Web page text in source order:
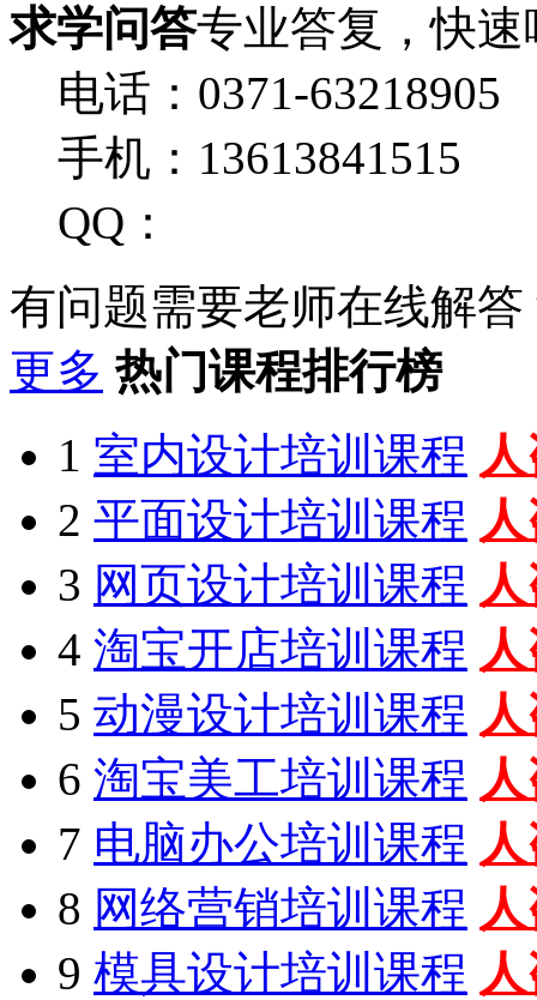
求学问答专业答复，快速
电话：0371-63218905
手机：13613841515
QQ：
有问题需要老师在线解答
更多 热门课程排行榜
1 室内设计培训课程
2 平面设计培训课程
3 网页设计培训课程
4 淘宝开店培训课程
5 动漫设计培训课程
6 淘宝美工培训课程
7 电脑办公培训课程
8 网络营销培训课程
9 模具设计培训课程